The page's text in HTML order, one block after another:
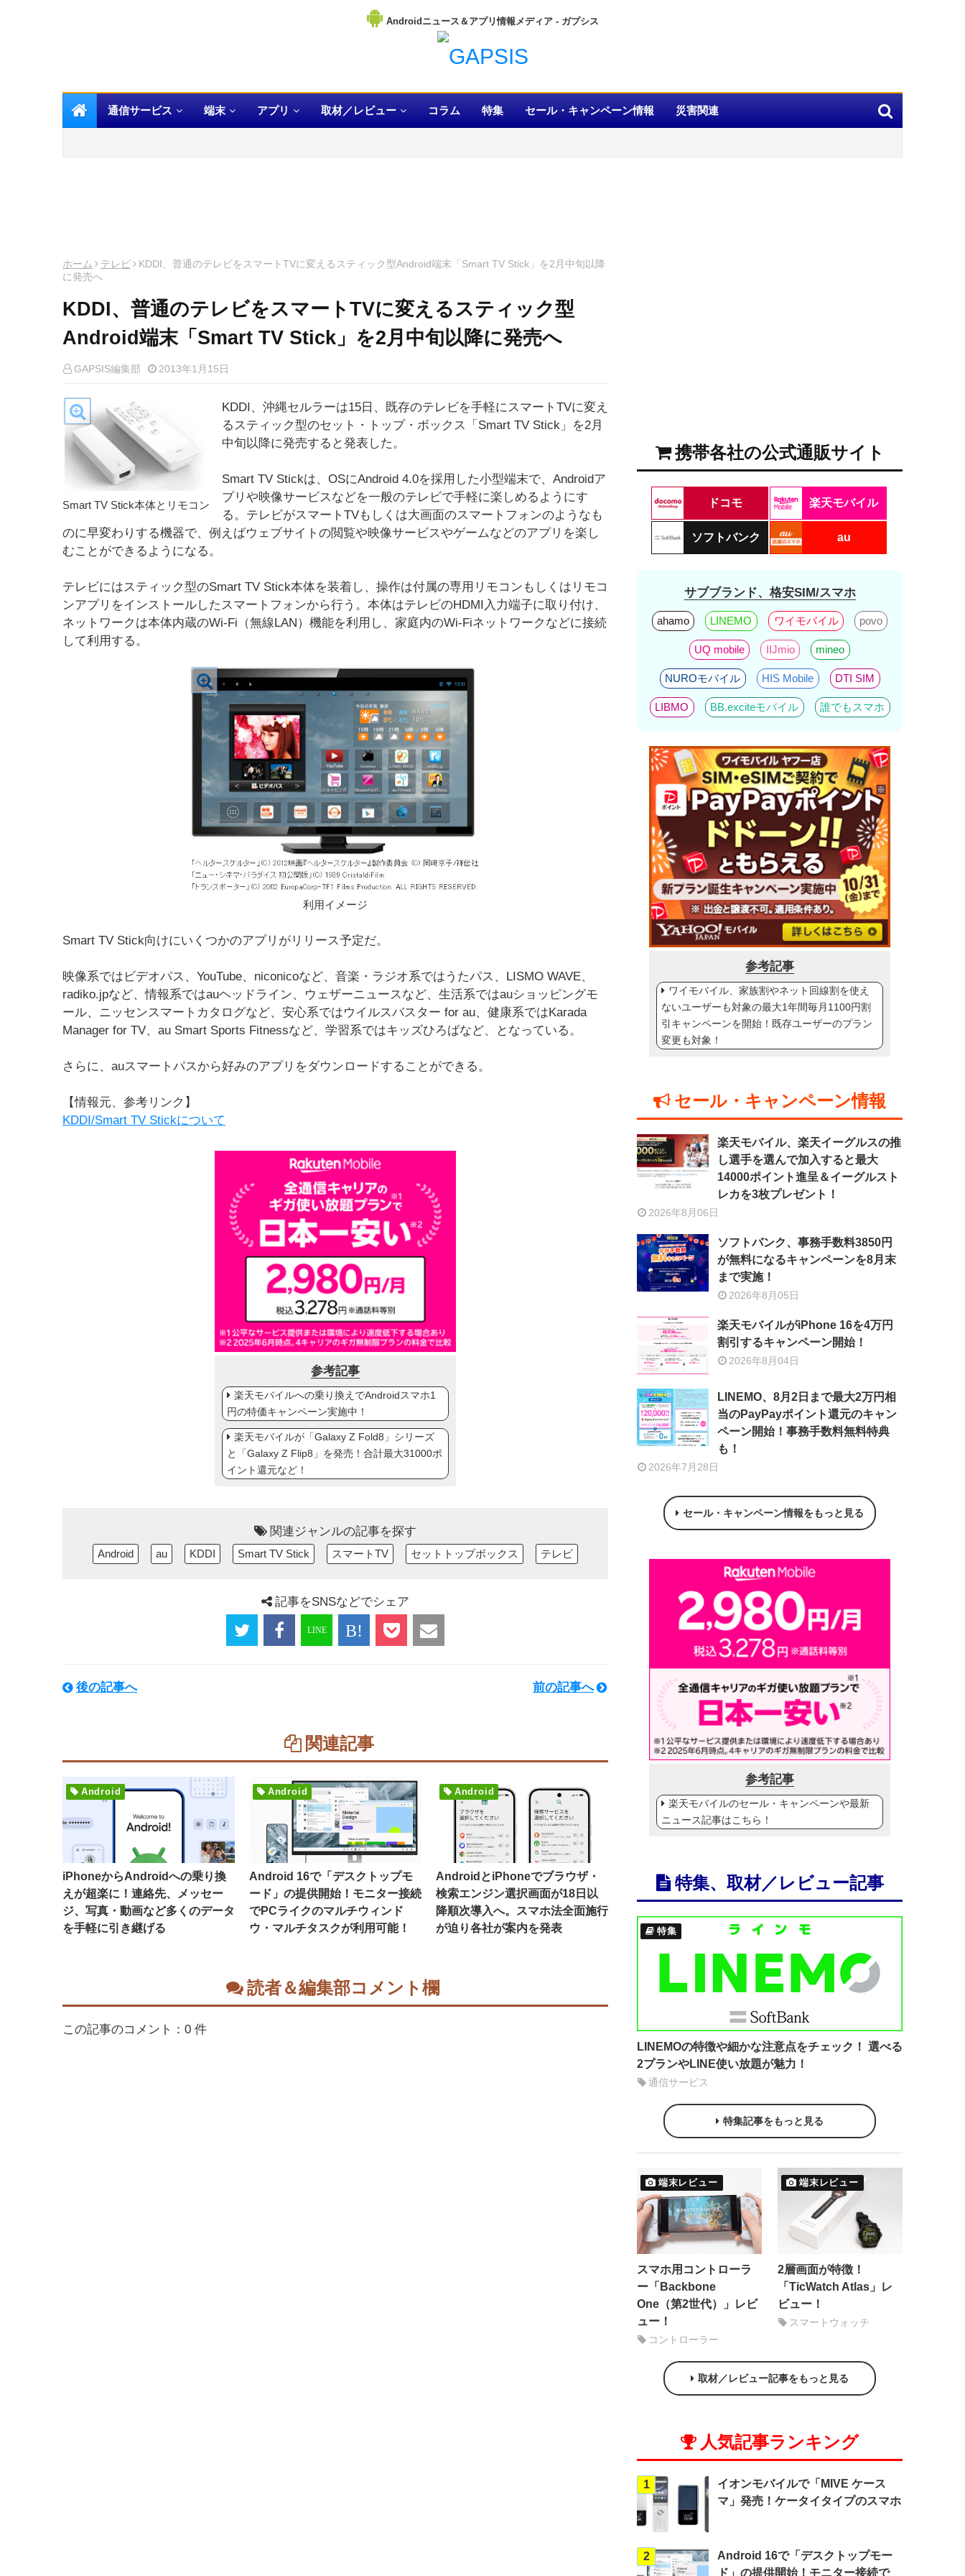
Androidニュース＆アプリ情報メディア
通信サービス 端末 アプリ 取材／レビュー コラム 特集 セール・キャンペーン情報 災害関連
ホーム テレビ
KDDI、普通のテレビをスマートTVに変えるスティック型Android端末「Smart TV Stick」を2月中旬以降
に発売へ
KDDI、普通のテレビをスマートTVに変えるスティック型
Android端末「Smart TV Stick」を2月中旬以降に発売へ
GAPSIS編集部 2013年1月15日
Smart TV Stick本体とリモコン
KDDI、沖縄セルラーは15日、既存のテレビを手軽にスマートTVに変え
るスティック型のセット・トップ・ボックス「Smart TV Stick」を2月
中旬以降に発売すると発表した。
Smart TV Stickは、OSにAndroid 4.0を採用した小型端末で、Androidア
プリや映像サービスなどを一般のテレビで手軽に楽しめるようにす
る。テレビがスマートTVもしくは大画面のスマートフォンのようなも
のに早変わりする機器で、例えばウェブサイトの閲覧や映像サービスやゲームなどのアプリを楽し
むことができるようになる。
テレビにはスティック型のSmart TV Stick本体を装着し、操作は付属の専用リモコンもしくはリモコ
ンアプリをインストールしたスマートフォンから行う。本体はテレビのHDMI入力端子に取り付け、
ネットワークは本体内蔵のWi-Fi（無線LAN）機能を利用し、家庭内のWi-Fiネットワークなどに接続
して利用する。
利用イメージ
Smart TV Stick向けにいくつかのアプリがリリース予定だ。
映像系ではビデオパス、YouTube、niconicoなど、音楽・ラジオ系ではうたパス、LISMO WAVE、
radiko.jpなど、情報系ではauヘッドライン、ウェザーニュースなど、生活系ではauショッピングモ
ール、ニッセンスマートカタログなど、安心系ではウイルスバスター for au、健康系ではKarada
Manager for TV、au Smart Sports Fitnessなど、学習系ではキッズひろばなど、となっている。
さらに、auスマートパスから好みのアプリをダウンロードすることができる。
【情報元、参考リンク】
KDDI/Smart TV Stickについて
参考記事
楽天モバイルへの乗り換えでAndroidスマホ1
円の特価キャンペーン実施中！
楽天モバイルが「Galaxy Z Fold8」シリーズ
と「Galaxy Z Flip8」を発売！合計最大31000ポ
イント還元など！
関連ジャンルの記事を探す
Android au KDDI Smart TV Stick スマートTV セットトップボックス テレビ
記事をSNSなどでシェア
後の記事へ 前の記事へ
関連記事
Android
iPhoneからAndroidへの乗り換
えが超楽に！連絡先、メッセー
ジ、写真・動画など多くのデータ
を手軽に引き継げる
Android
Android 16で「デスクトップモ
ード」の提供開始！モニター接続
でPCライクのマルチウィンド
ウ・マルチタスクが利用可能！
Android
AndroidとiPhoneでブラウザ・
検索エンジン選択画面が18日以
降順次導入へ。スマホ法全面施行
が迫り各社が案内を発表
読者＆編集部コメント欄
この記事のコメント：0 件
携帯各社の公式通販サイト
ドコモ 楽天モバイル
ソフトバンク au
サブブランド、格安SIM/スマホ
ahamo LINEMO ワイモバイル povo
UQ mobile IIJmio mineo
NUROモバイル HIS Mobile DTI SIM
LIBMO BB.exciteモバイル 誰でもスマホ
参考記事
ワイモバイル、家族割やネット回線割を使え
ないユーザーも対象の最大1年間毎月1100円割
引キャンペーンを開始！既存ユーザーのプラン
変更も対象！
セール・キャンペーン情報
楽天モバイル、楽天イーグルスの推
し選手を選んで加入すると最大
14000ポイント進呈＆イーグルスト
レカを3枚プレゼント！
2026年8月06日
ソフトバンク、事務手数料3850円
が無料になるキャンペーンを8月末
まで実施！
2026年8月05日
楽天モバイルがiPhone 16を4万円
割引するキャンペーン開始！
2026年8月04日
LINEMO、8月2日まで最大2万円相
当のPayPayポイント還元のキャン
ペーン開始！事務手数料無料特典
も！
2026年7月28日
セール・キャンペーン情報をもっと見る
参考記事
楽天モバイルのセール・キャンペーンや最新
ニュース記事はこちら！
特集、取材／レビュー記事
特集
LINEMOの特徴や細かな注意点をチェック！ 選べる
2プランやLINE使い放題が魅力！
通信サービス
特集記事をもっと見る
端末レビュー
スマホ用コントローラ
ー「Backbone
One（第2世代）」レビ
ュー！
コントローラー
端末レビュー
2層画面が特徴！
「TicWatch Atlas」レ
ビュー！
スマートウォッチ
取材／レビュー記事をもっと見る
人気記事ランキング
1
イオンモバイルで「MIVE ケース
マ」発売！ケータイタイプのスマホ
2
Android 16で「デスクトップモー
ド」の提供開始！モニター接続で